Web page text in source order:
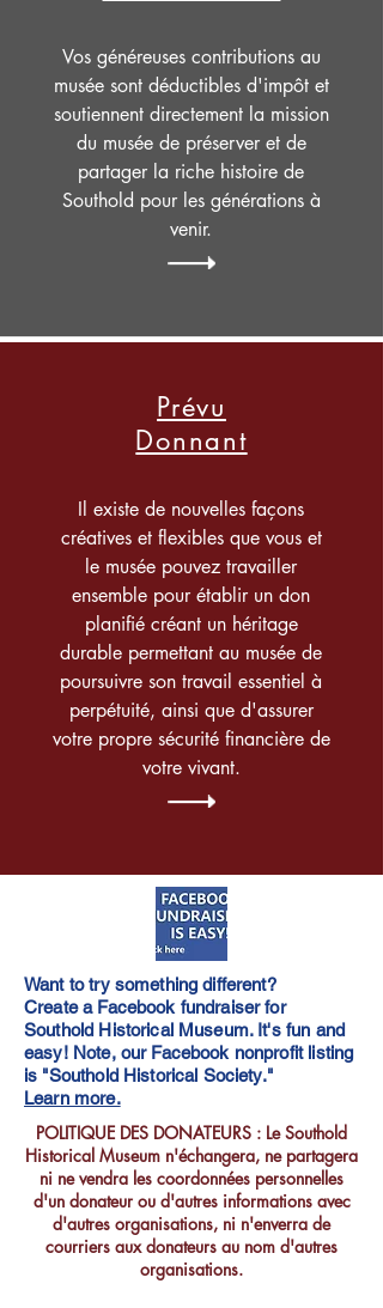
Vos généreuses contributions au
musée sont déductibles d'impôt et
soutiennent directement la mission
du musée de préserver et de
partager la riche histoire de
Southold pour les générations à
venir.
Prévu
Donnant
Il existe de nouvelles façons
créatives et flexibles que vous et
le musée pouvez travailler
ensemble pour établir un don
planifié créant un héritage
durable permettant au musée de
poursuivre son travail essentiel à
perpétuité, ainsi que d'assurer
votre propre sécurité financière de
votre vivant.
Want to try something different?
Create a Facebook fundraiser for
Southold Historical Museum. It's fun and
easy! Note, our Facebook nonprofit listing
is "Southold Historical Society."
Learn more.
POLITIQUE DES DONATEURS : Le Southold
Historical Museum n'échangera, ne partagera
ni ne vendra les coordonnées personnelles
d'un donateur ou d'autres informations avec
d'autres organisations, ni n'enverra de
courriers aux donateurs au nom d'autres
organisations.